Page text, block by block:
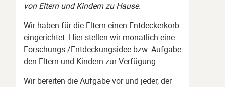
von Eltern und Kindern zu Hause.
Wir haben für die Eltern einen Entdeckerkorb
eingerichtet. Hier stellen wir monatlich eine
Forschungs-/Entdeckungsidee bzw. Aufgabe
den Eltern und Kindern zur Verfügung.
Wir bereiten die Aufgabe vor und jeder, der